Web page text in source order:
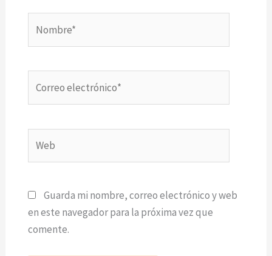
electrónico*
Guarda mi nombre, correo electrónico y web
en este navegador para la próxima vez que
comente.